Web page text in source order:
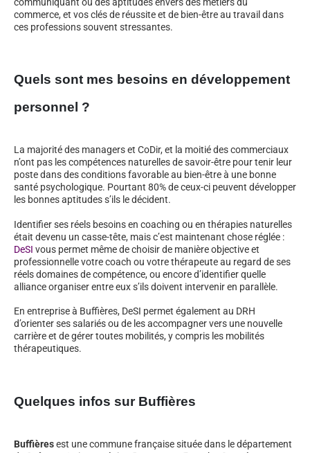
commerce, et vos clés de réussite et de bien-être au travail dans
ces professions souvent stressantes.
Quels sont mes besoins en développement
personnel ?
La majorité des managers et CoDir, et la moitié des commerciaux
n’ont pas les compétences naturelles de savoir-être pour tenir leur
poste dans des conditions favorable au bien-être à une bonne
santé psychologique. Pourtant 80% de ceux-ci peuvent développer
les bonnes aptitudes s’ils le décident.
Identifier ses réels besoins en coaching ou en thérapies naturelles
était devenu un casse-tête, mais c’est maintenant chose réglée :
DeSI vous permet même de choisir de manière objective et
professionnelle votre coach ou votre thérapeute au regard de ses
réels domaines de compétence, ou encore d’identifier quelle
alliance organiser entre eux s’ils doivent intervenir en parallèle.
En entreprise à Buffières, DeSI permet également au DRH
d’orienter ses salariés ou de les accompagner vers une nouvelle
carrière et de gérer toutes mobilités, y compris les mobilités
thérapeutiques.
Quelques infos sur Buffières
Buffièresest une commune française située dans le département